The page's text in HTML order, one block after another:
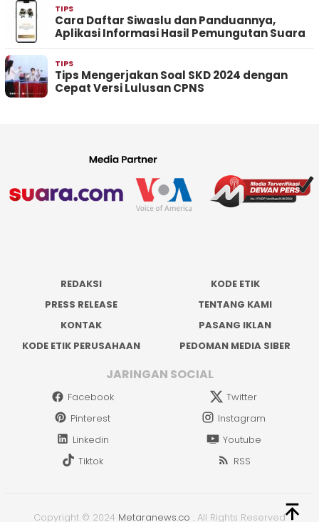
TIPS
Cara Daftar Siwaslu dan Panduannya,
Aplikasi Informasi Hasil Pemungutan Suara
TIPS
Tips Mengerjakan Soal SKD 2024 dengan
Cepat Versi Lulusan CPNS
REDAKSI
KODE ETIK
PRESS RELEASE
TENTANG KAMI
KONTAK
PASANG IKLAN
KODE ETIK PERUSAHAAN
PEDOMAN MEDIA SIBER
JARINGAN SOCIAL
Facebook
Twitter
Pinterest
Instagram
Linkedin
Youtube
Tiktok
RSS
Copyright © 2024 Metaranews.co . All Rights Reserved